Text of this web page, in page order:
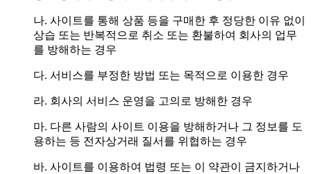
나. 사이트를 통해 상품 등을 구매한 후 정당한 이유 없이
상습 또는 반복적으로 취소 또는 환불하여 회사의 업무
를 방해하는 경우
다. 서비스를 부정한 방법 또는 목적으로 이용한 경우
라. 회사의 서비스 운영을 고의로 방해한 경우
마. 다른 사람의 사이트 이용을 방해하거나 그 정보를 도
용하는 등 전자상거래 질서를 위협하는 경우
바. 사이트를 이용하여 법령 또는 이 약관이 금지하거나